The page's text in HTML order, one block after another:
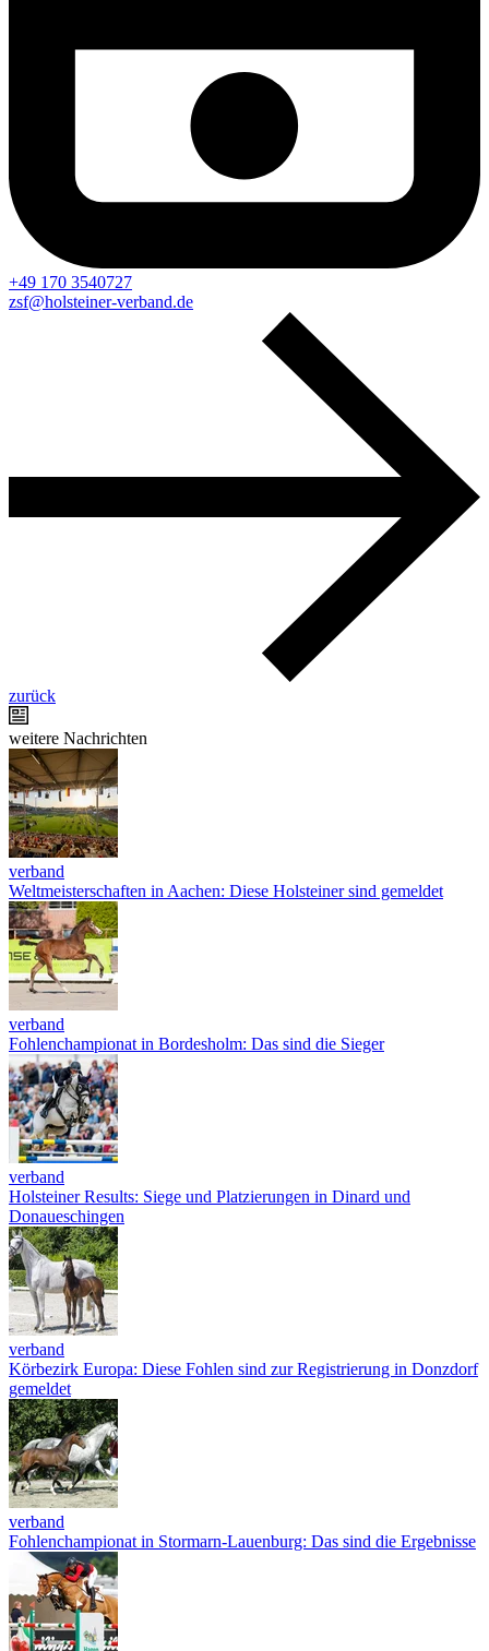
+49 170 3540727
zsf@holsteiner-verband.de
zurück
weitere Nachrichten
verband
Weltmeisterschaften in Aachen: Diese Holsteiner sind gemeldet
verband
Fohlenchampionat in Bordesholm: Das sind die Sieger
verband
Holsteiner Results: Siege und Platzierungen in Dinard und
Donaueschingen
verband
Körbezirk Europa: Diese Fohlen sind zur Registrierung in Donzdorf
gemeldet
verband
Fohlenchampionat in Stormarn-Lauenburg: Das sind die Ergebnisse